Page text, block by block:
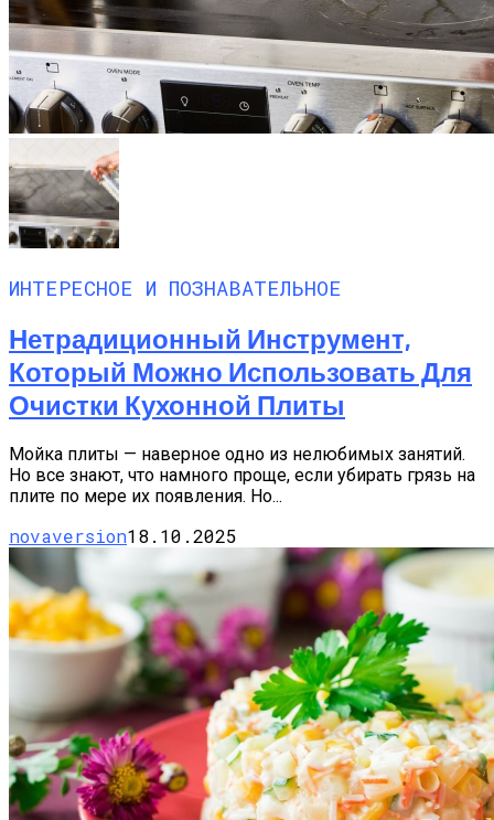
ИНТЕРЕСНОЕ И ПОЗНАВАТЕЛЬНОЕ
Нетрадиционный Инструмент,
Который Можно Использовать Для
Очистки Кухонной Плиты
Мойка плиты — наверное одно из нелюбимых занятий.
Но все знают, что намного проще, если убирать грязь на
плите по мере их появления. Но...
novaversion18.10.2025